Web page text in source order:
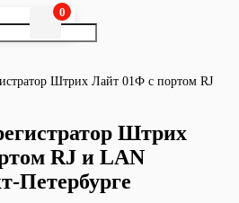
0
Штрих Лайт 01Ф с портом RJ
Штрих
RJ и LAN
Петербурге